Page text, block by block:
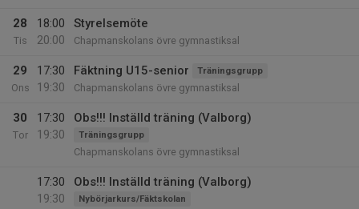
28
Tis
18:00
20:00
Styrelsemöte
Chapmanskolans övre gymnastiksal
29
Ons
17:30
19:30
Fäktning U15-senior Träningsgrupp
Chapmanskolans övre gymnastiksal
30
Tor
17:30
19:30
Obs!!! Inställd träning (Valborg)
Träningsgrupp
Chapmanskolans övre gymnastiksal
17:30
19:30
Obs!!! Inställd träning (Valborg)
Nybörjarkurs/Fäktskolan